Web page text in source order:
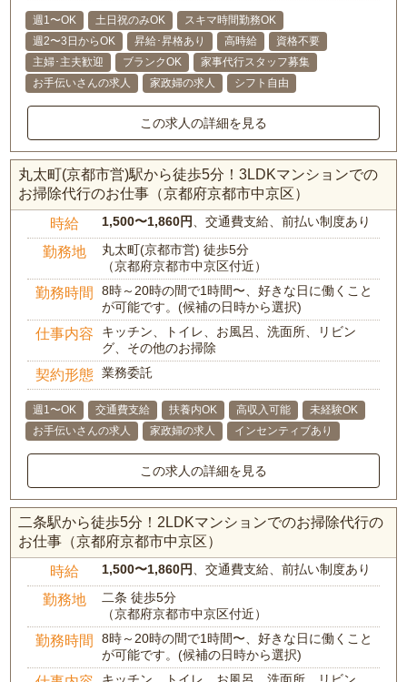
週1〜OK 土日祝のみOK
スキマ時間勤務OK
週2〜3日からOK
昇給･昇格あり 高時給
資格不要
主婦･主夫歓迎
ブランクOK
家事代行スタッフ募集
お手伝いさんの求人
家政婦の求人 シフト自由
この求人の詳細を見る
丸太町(京都市営)駅から徒歩5分！3LDKマンションでの
お掃除代行のお仕事（京都府京都市中京区）
時給 1,500〜1,860円 、交通費支給、前払い制度あり
勤務地
丸太町(京都市営) 徒歩5分
（京都府京都市中京区付近）
勤務時間
8時～20時の間で1時間〜、好きな日に働くこと
が可能です。(候補の日時から選択)
仕事内容
キッチン、トイレ、お風呂、洗面所、リビン
グ、その他のお掃除
契約形態 業務委託
週1〜OK 交通費支給 扶養内OK 高収入可能
未経験OK
お手伝いさんの求人
家政婦の求人 インセンティブあり
この求人の詳細を見る
二条駅から徒歩5分！2LDKマンションでのお掃除代行の
お仕事（京都府京都市中京区）
時給 1,500〜1,860円 、交通費支給、前払い制度あり
勤務地
二条 徒歩5分
（京都府京都市中京区付近）
勤務時間
8時～20時の間で1時間〜、好きな日に働くこと
が可能です。(候補の日時から選択)